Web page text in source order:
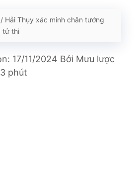
/ Hải Thụy xác minh chân tướng
tử thi
17/11/2024 Bởi Mưu lược
phút